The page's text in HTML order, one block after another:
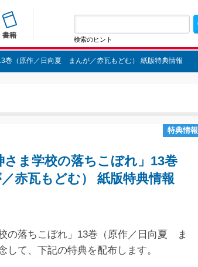
書籍 検索のヒント
巻（原作／日向夏 まんが／赤瓦もどむ） 紙版特典情報
特典情報
ま学校の落ちこぼれ」13巻
赤瓦もどむ） 紙版特典情報
の落ちこぼれ」13巻（原作／日向夏 ま
て、下記の特典を配布します。